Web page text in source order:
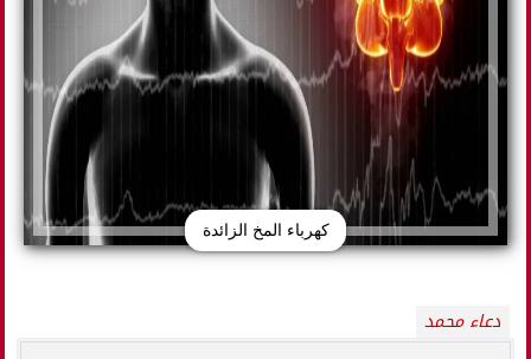
كهرباء المخ الزائدة
دعاء محمد